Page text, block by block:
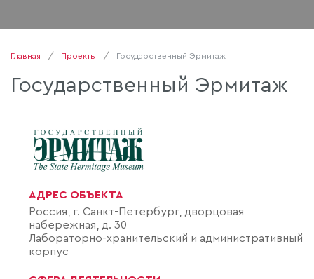
Главная Проекты Государственный Эрмитаж
Государственный Эрмитаж
АДРЕС ОБЪЕКТА
Россия, г. Санкт-Петербург, дворцовая
набережная, д. 30
Лабораторно-хранительский и административный
корпус